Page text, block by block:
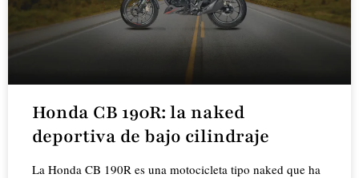
Honda CB 190R: la naked
deportiva de bajo cilindraje
La Honda CB 190R es una motocicleta tipo naked que ha